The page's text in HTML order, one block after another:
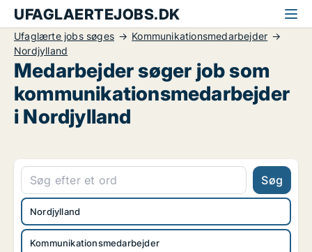
UFAGLAERTEJOBS.DK
Ufaglærte jobs søges
Kommunikationsmedarbejder
Nordjylland
Medarbejder søger job som
kommunikationsmedarbejder
i Nordjylland
Søg
Kommunikationsmedarbejder
Nordjylland